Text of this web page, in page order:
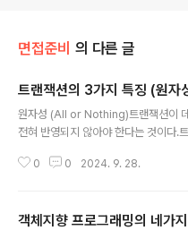
면접준비 의 다른 글
트랜잭션의 3가지 특징 (원자
원자성 (All or Nothing)트랜잭션이
전혀 반영되지 않아야 한다는 것이다.
만약 트랜잭션 단위로 데이터가 처리
상 일관성이 있어야 한다는 것이다.트
0 0 2024. 9. 28.
객체지향 프로그래밍의 네가